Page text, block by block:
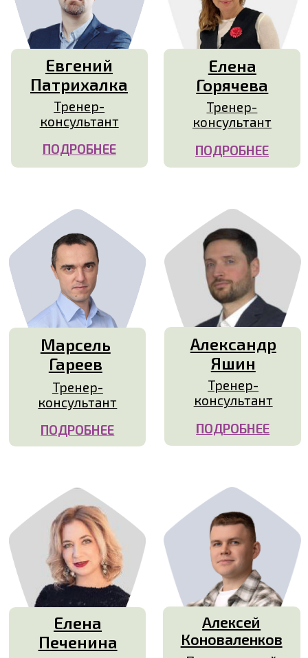
ПОДРОБНЕЕ
Тренер-
консультант
Елена
Печенина
Алексей
Коноваленков
Программный
директор, тренер-
консультант
ПОДРОБНЕЕ
Марсель
Гареев
Тренер-
консультант
ПОДРОБНЕЕ
Александр
Яшин
Тренер-
консультант
ПОДРОБНЕЕ